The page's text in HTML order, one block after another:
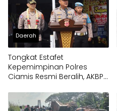
Daerah
Tongkat Estafet
Kepemimpinan Polres
Ciamis Resmi Beralih, AKBP
Pengabdian Presisi untuk
Masyarakat